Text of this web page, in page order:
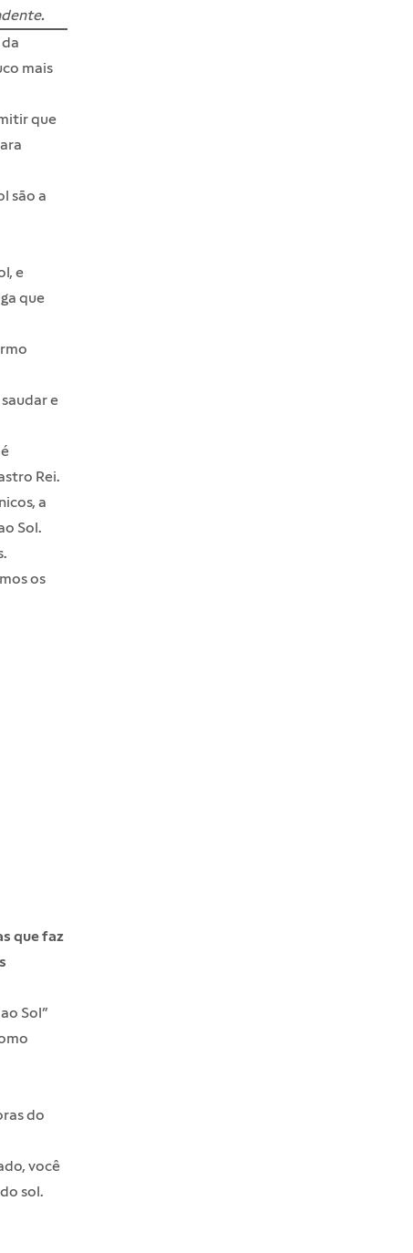
mais
que
são a
e
que
e
Rei.
a
Sol.
os
que faz
Sol”
do
você
sol.